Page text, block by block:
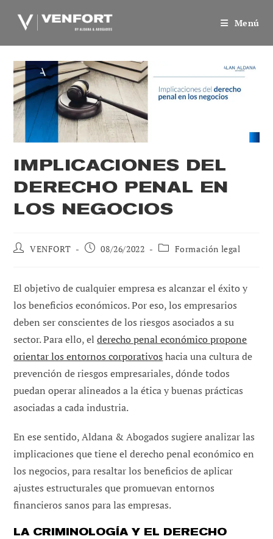
Menú
IMPLICACIONES DEL
DERECHO PENAL EN
LOS NEGOCIOS
Autor
entrada:
VENFORT
Publicación
entrada:
08/26/2022
Categoría
entrada:
Formación legal
El objetivo de cualquier empresa es alcanzar el éxito y
los beneficios económicos. Por eso, los empresarios
deben ser conscientes de los riesgos asociados a su
sector. Para ello, elderecho penal económico propone
orientar los entornos corporativos hacia una cultura de
prevención de riesgos empresariales, dónde todos
puedan operar alineados a la ética y buenas prácticas
asociadas a cada industria.
En ese sentido, Aldana & Abogados sugiere analizar las
implicaciones que tiene el derecho penal económico en
los negocios, para resaltar los beneficios de aplicar
ajustes estructurales que promuevan entornos
financieros sanos para las empresas.
LA CRIMINOLOGÍA Y EL DERECHO